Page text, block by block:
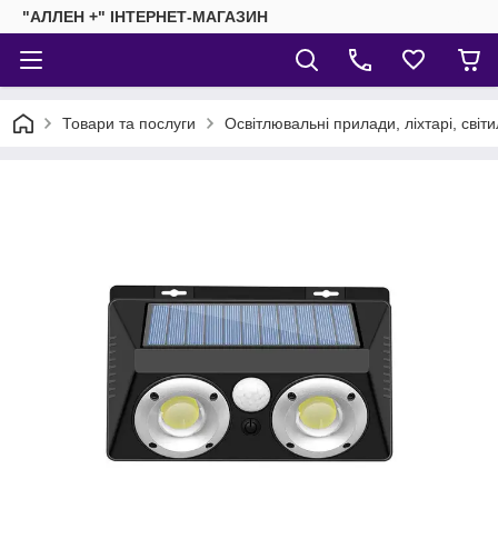
"АЛЛЕН +" ІНТЕРНЕТ-МАГАЗИН
Товари та послуги Освітлювальні прилади, ліхтарі,